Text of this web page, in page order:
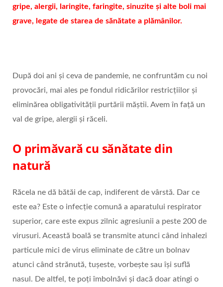
gripe, alergii, laringite, faringite, sinuzite și alte boli mai
grave, legate de starea de sănătate a plămânilor.
După doi ani și ceva de pandemie, ne confruntăm cu noi
provocări, mai ales pe fondul ridicărilor restricțiilor și
eliminărea obligativității purtării măștii. Avem în față un
val de gripe, alergii și răceli.
O primăvară cu sănătate din
natură
Răcela ne dă bătăi de cap, indiferent de vârstă. Dar ce
este ea? Este o infecție comună a aparatului respirator
superior, care este expus zilnic agresiunii a peste 200 de
virusuri. Această boală se transmite atunci când inhalezi
particule mici de virus eliminate de către un bolnav
atunci când strănută, tușeste, vorbește sau își suflă
nasul. De altfel, te poți îmbolnăvi și dacă doar atingi o